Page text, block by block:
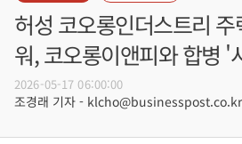
허성 코오롱인더스트리
워, 코오롱이앤피와 합병 '
2026-05-17 06:00:00
조경래 기자 - klcho@businesspost.co.kr